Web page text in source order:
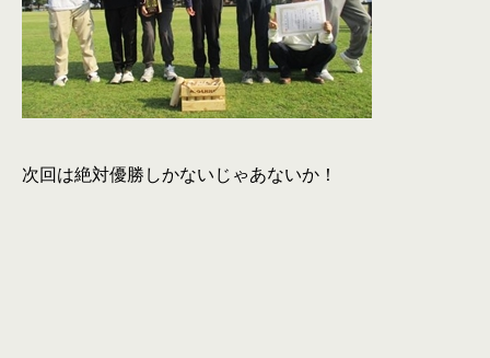
次回は絶対優勝しかないじゃあないか！